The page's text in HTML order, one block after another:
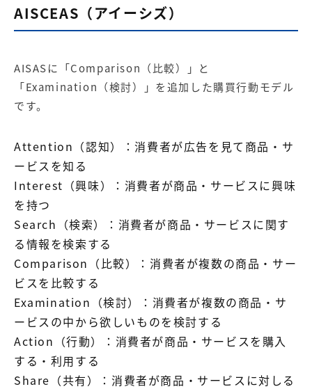
AISCEAS（アイーシズ）
AISASに「Comparison（比較）」と
「Examination（検討）」を追加した購買行動モデル
です。
Attention（認知）：消費者が広告を見て商品・サ
ービスを知る
Interest（興味）：消費者が商品・サービスに興味
を持つ
Search（検索）：消費者が商品・サービスに関す
る情報を検索する
Comparison（比較）：消費者が複数の商品・サー
ビスを比較する
Examination（検討）：消費者が複数の商品・サ
ービスの中から欲しいものを検討する
Action（行動）：消費者が商品・サービスを購入
する・利用する
Share（共有）：消費者が商品・サービスに対しる